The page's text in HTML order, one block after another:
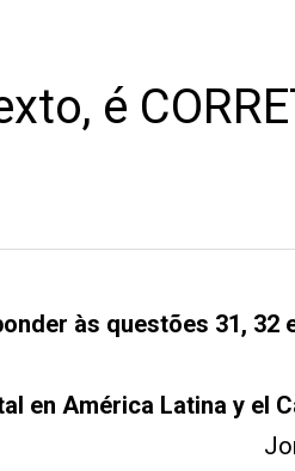
é
às questões 31, 32
en América Latina y el